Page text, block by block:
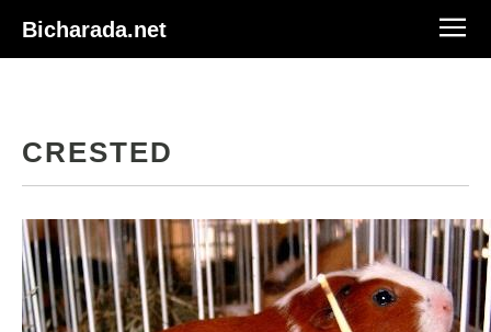
Bicharada.net
CRESTED